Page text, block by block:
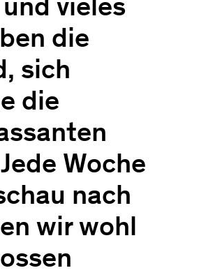
vieles
die
sich
die
Woche
nach
wir wohl